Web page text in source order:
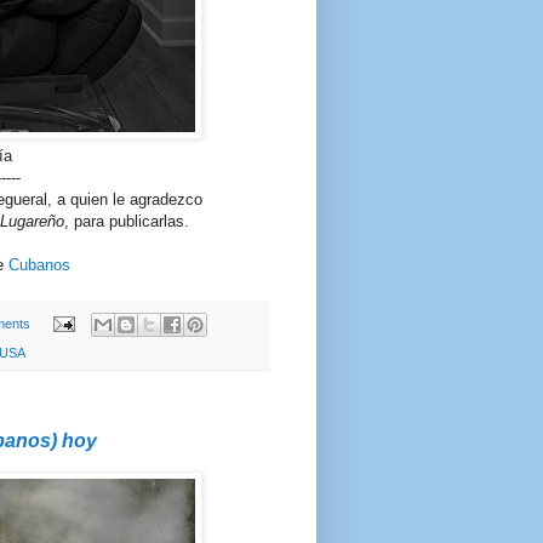
a quien le agradezco
, para publicarlas.
Cubanos
USA
hoy